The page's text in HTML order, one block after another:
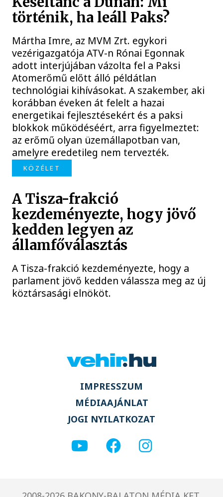
történik, ha leáll Paks?
Mártha Imre, az MVM Zrt. egykori
vezérigazgatója ATV-n Rónai Egonnak
adott interjújában vázolta fel a Paksi
Atomerőmű előtt álló példátlan
technológiai kihívásokat. A szakember, aki
korábban éveken át felelt a hazai
energetikai fejlesztésekért és a paksi
blokkok működéséért, arra figyelmeztet:
az erőmű olyan üzemállapotban van,
amelyre eredetileg nem tervezték.
KÖZÉLET
A Tisza-frakció
kezdeményezte, hogy jövő
kedden legyen az
államfőválasztás
A Tisza-frakció kezdeményezte, hogy a
parlament jövő kedden válassza meg az új
köztársasági elnököt.
IMPRESSZUM
MÉDIAAJÁNLAT
JOGI NYILATKOZAT